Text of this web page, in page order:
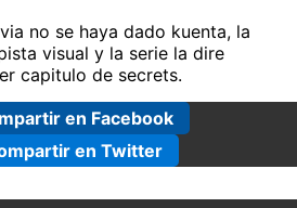
no se haya dado kuenta, la
visual y la serie la dire
capitulo de secrets.
en Facebook
en Twitter